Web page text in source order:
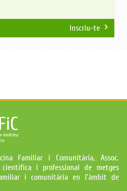
Inscriu-te
Familiar i Comunitària, Assoc.
científica i professional de metges
i comunitària en l'àmbit de